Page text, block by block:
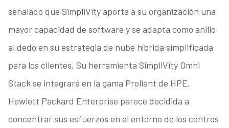
señalado que SimpliVity aporta a su organización una
mayor capacidad de software y se adapta como anillo
al dedo en su estrategia de nube híbrida simplificada
para los clientes. Su herramienta SimpliVity Omni
Stack se integrará en la gama Proliant de HPE.
Hewlett Packard Enterprise parece decidida a
concentrar sus esfuerzos en el entorno de los centros